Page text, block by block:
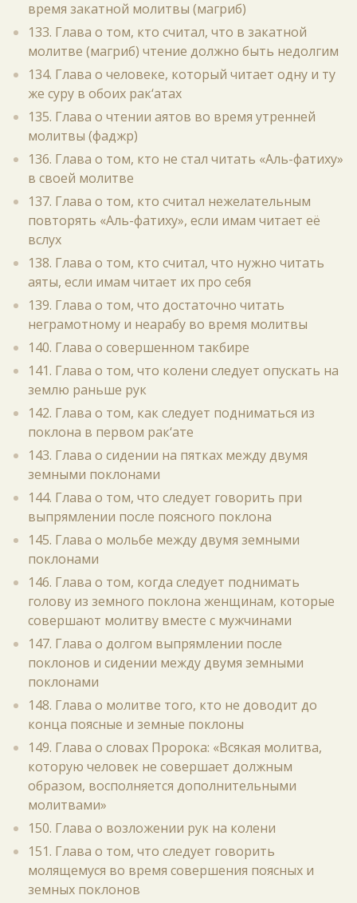
время закатной молитвы (магриб)
133. Глава о том, кто считал, что в закатной
молитве (магриб) чтение должно быть недолгим
134. Глава о человеке, который читает одну и ту
же суру в обоих рак‘атах
135. Глава о чтении аятов во время утренней
молитвы (фаджр)
136. Глава о том, кто не стал читать «Аль-фатиху»
в своей молитве
137. Глава о том, кто считал нежелательным
повторять «Аль-фатиху», если имам читает её
вслух
138. Глава о том, кто считал, что нужно читать
аяты, если имам читает их про себя
139. Глава о том, что достаточно читать
неграмотному и неарабу во время молитвы
140. Глава о совершенном такбире
141. Глава о том, что колени следует опускать на
землю раньше рук
142. Глава о том, как следует подниматься из
поклона в первом рак‘ате
143. Глава о сидении на пятках между двумя
земными поклонами
144. Глава о том, что следует говорить при
выпрямлении после поясного поклона
145. Глава о мольбе между двумя земными
поклонами
146. Глава о том, когда следует поднимать
голову из земного поклона женщинам, которые
совершают молитву вместе с мужчинами
147. Глава о долгом выпрямлении после
поклонов и сидении между двумя земными
поклонами
148. Глава о молитве того, кто не доводит до
конца поясные и земные поклоны
149. Глава о словах Пророка: «Всякая молитва,
которую человек не совершает должным
образом, восполняется дополнительными
молитвами»
150. Глава о возложении рук на колени
151. Глава о том, что следует говорить
молящемуся во время совершения поясных и
земных поклонов